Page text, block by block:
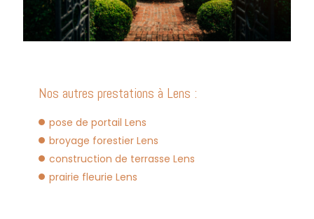
Nos autres prestations à Lens :
pose de portail Lens
broyage forestier Lens
construction de terrasse Lens
prairie fleurie Lens